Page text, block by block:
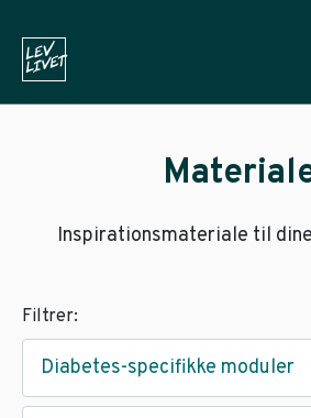
Inspirationsmateriale til
Filtrer:
Diabetes-specifikke moduler